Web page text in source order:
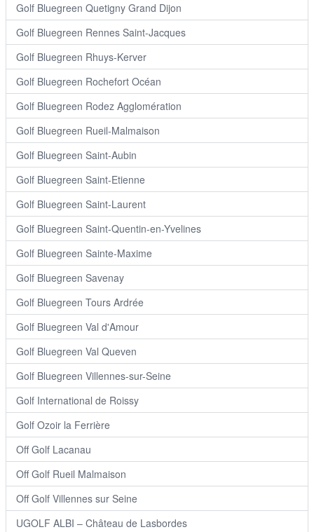
Golf Bluegreen Quetigny Grand Dijon
Golf Bluegreen Rennes Saint-Jacques
Golf Bluegreen Rhuys-Kerver
Golf Bluegreen Rochefort Océan
Golf Bluegreen Rodez Agglomération
Golf Bluegreen Rueil-Malmaison
Golf Bluegreen Saint-Aubin
Golf Bluegreen Saint-Etienne
Golf Bluegreen Saint-Laurent
Golf Bluegreen Saint-Quentin-en-Yvelines
Golf Bluegreen Sainte-Maxime
Golf Bluegreen Savenay
Golf Bluegreen Tours Ardrée
Golf Bluegreen Val d'Amour
Golf Bluegreen Val Queven
Golf Bluegreen Villennes-sur-Seine
Golf International de Roissy
Golf Ozoir la Ferrière
Off Golf Lacanau
Off Golf Rueil Malmaison
Off Golf Villennes sur Seine
UGOLF ALBI – Château de Lasbordes